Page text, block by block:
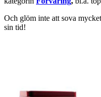
Och glöm inte att sova
sin tid!